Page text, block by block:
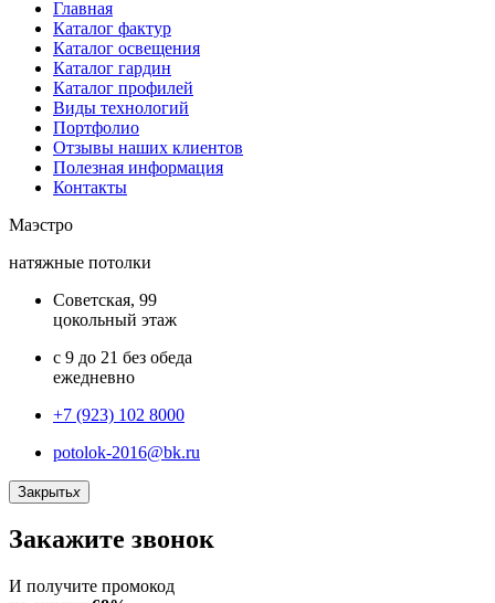
Главная
Каталог фактур
Каталог освещения
Каталог гардин
Каталог профилей
Виды технологий
Портфолио
Отзывы наших клиентов
Полезная информация
Контакты
Маэстро
натяжные потолки
Советская, 99
цокольный этаж
с 9 до 21 без обеда
ежедневно
+7 (923) 102 8000
potolok-2016@bk.ru
Закрытьx
Закажите звонок
И получите промокод